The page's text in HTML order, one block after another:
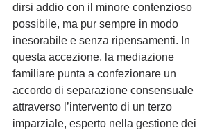
dirsi addio con il minore contenzioso
possibile, ma pur sempre in modo
inesorabile e senza ripensamenti. In
questa accezione, la mediazione
familiare punta a confezionare un
accordo di separazione consensuale
attraverso l’intervento di un terzo
imparziale, esperto nella gestione dei